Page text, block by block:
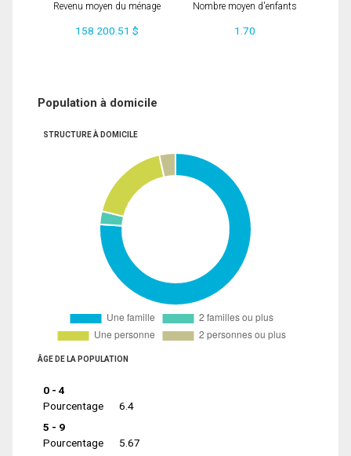
Revenu moyen du ménage
158 200.51 $
Nombre moyen d'enfants
1.70
Population à domicile
STRUCTURE À DOMICILE
ÂGE DE LA POPULATION
0 - 4
Pourcentage
6.4
5 - 9
Pourcentage
5.67